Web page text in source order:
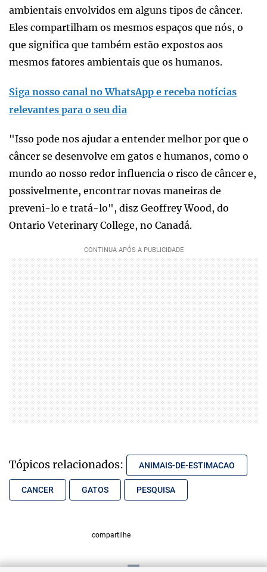
ambientais envolvidos em alguns tipos de câncer.
Eles compartilham os mesmos espaços que nós, o
que significa que também estão expostos aos
mesmos fatores ambientais que os humanos.
Siga nosso canal no WhatsApp e receba notícias
relevantes para o seu dia
"Isso pode nos ajudar a entender melhor por que o
câncer se desenvolve em gatos e humanos, como o
mundo ao nosso redor influencia o risco de câncer e,
possivelmente, encontrar novas maneiras de
preveni-lo e tratá-lo", disz Geoffrey Wood, do
Ontario Veterinary College, no Canadá.
Tópicos relacionados: ANIMAIS-DE-ESTIMACAO
CANCER GATOS PESQUISA
compartilhe